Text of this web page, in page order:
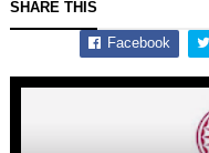
SHARE THIS
Facebook